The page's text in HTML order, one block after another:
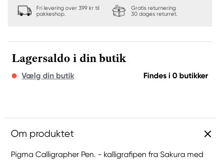
Fri levering over 399 kr til
pakkeshop.
Gratis returnering
30 dages returret.
Lagersaldo i din butik
Vælg din butik Findes i 0 butikker
Om produktet
Pigma Calligrapher Pen. - kalligrafipen fra Sakura med